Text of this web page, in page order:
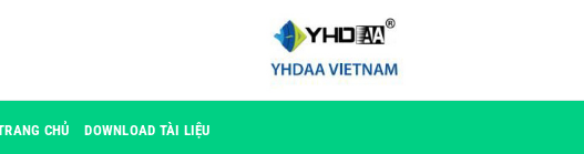
CHỦ DOWNLOAD TÀI LIỆU